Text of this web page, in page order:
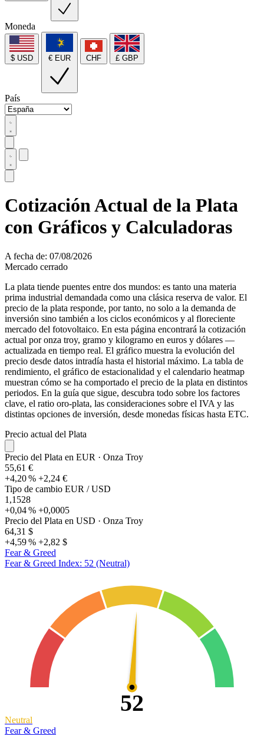
Moneda
$ USD € EUR CHF £ GBP
País
Cotización Actual de la Plata
con Gráficos y Calculadoras
A fecha de: 07/08/2026
Mercado cerrado
La plata tiende puentes entre dos mundos: es tanto una materia
prima industrial demandada como una clásica reserva de valor. El
precio de la plata responde, por tanto, no solo a la demanda de
inversión sino también a los ciclos económicos y al floreciente
mercado del fotovoltaico. En esta página encontrará la cotización
actual por onza troy, gramo y kilogramo en euros y dólares —
actualizada en tiempo real. El gráfico muestra la evolución del
precio desde datos intradía hasta el historial máximo. La tabla de
rendimiento, el gráfico de estacionalidad y el calendario heatmap
muestran cómo se ha comportado el precio de la plata en distintos
periodos. En la guía que sigue, descubra todo sobre los factores
clave, el ratio oro-plata, las consideraciones sobre el IVA y las
distintas opciones de inversión, desde monedas físicas hasta ETC.
Precio actual del Plata
Precio del Plata en EUR · Onza Troy
55,61 €
+4,20 % +2,24 €
Tipo de cambio EUR / USD
1,1528
+0,04 % +0,0005
Precio del Plata en USD · Onza Troy
64,31 $
+4,59 % +2,82 $
Fear & Greed
Fear & Greed Index: 52 (Neutral)
52
Neutral
Fear & Greed